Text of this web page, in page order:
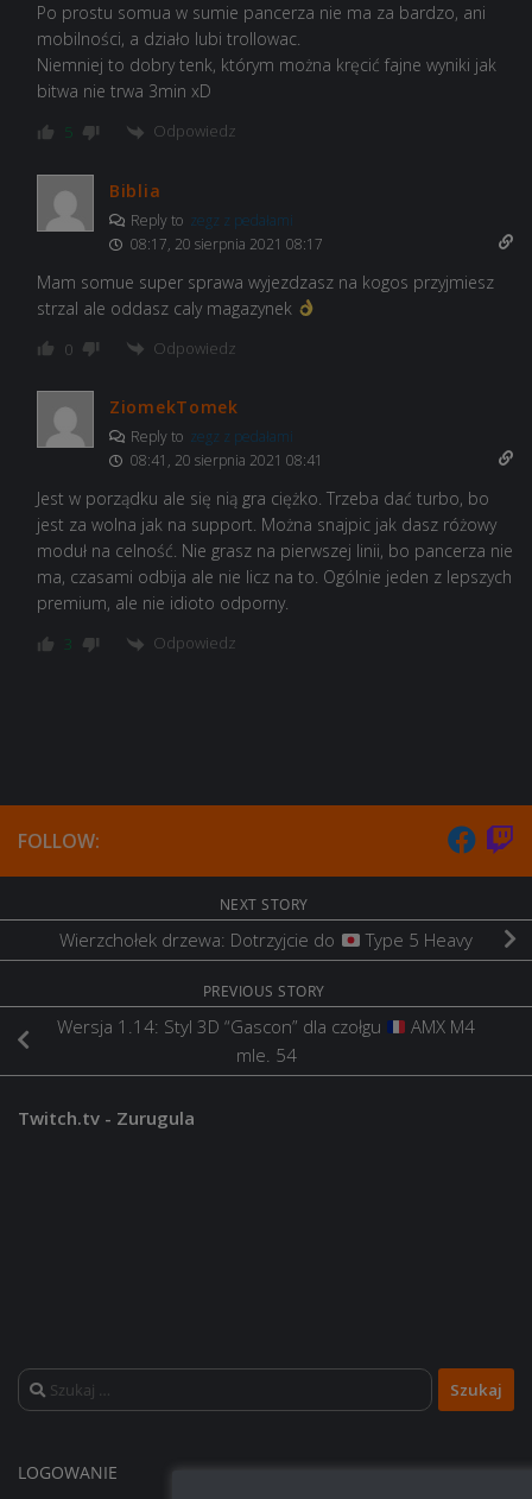
Po prostu somua w sumie pancerza nie ma za bardzo, ani
mobilności, a działo lubi trollowac.
Niemniej to dobry tenk, którym można kręcić fajne wyniki jak
bitwa nie trwa 3min xD
5 Odpowiedz
Biblia
Reply to zegz z pedałami
08:17, 20 sierpnia 2021 08:17
Mam somue super sprawa wyjezdzasz na kogos przyjmiesz
strzal ale oddasz caly magazynek
0 Odpowiedz
ZiomekTomek
Reply to zegz z pedałami
08:41, 20 sierpnia 2021 08:41
Jest w porządku ale się nią gra ciężko. Trzeba dać turbo, bo
jest za wolna jak na support. Można snajpic jak dasz różowy
moduł na celność. Nie grasz na pierwszej linii, bo pancerza nie
ma, czasami odbija ale nie licz na to. Ogólnie jeden z lepszych
premium, ale nie idioto odporny.
3 Odpowiedz
FOLLOW:
NEXT STORY
Wierzchołek drzewa: Dotrzyjcie do Type 5 Heavy
PREVIOUS STORY
Wersja 1.14: Styl 3D “Gascon” dla czołgu
AMX M4
mle. 54
Twitch.tv - Zurugula
Szukaj:
LOGOWANIE